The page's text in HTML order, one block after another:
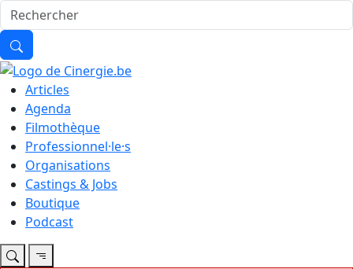
Articles
Agenda
Filmothèque
Professionnel·le·s
Organisations
Castings & Jobs
Boutique
Podcast